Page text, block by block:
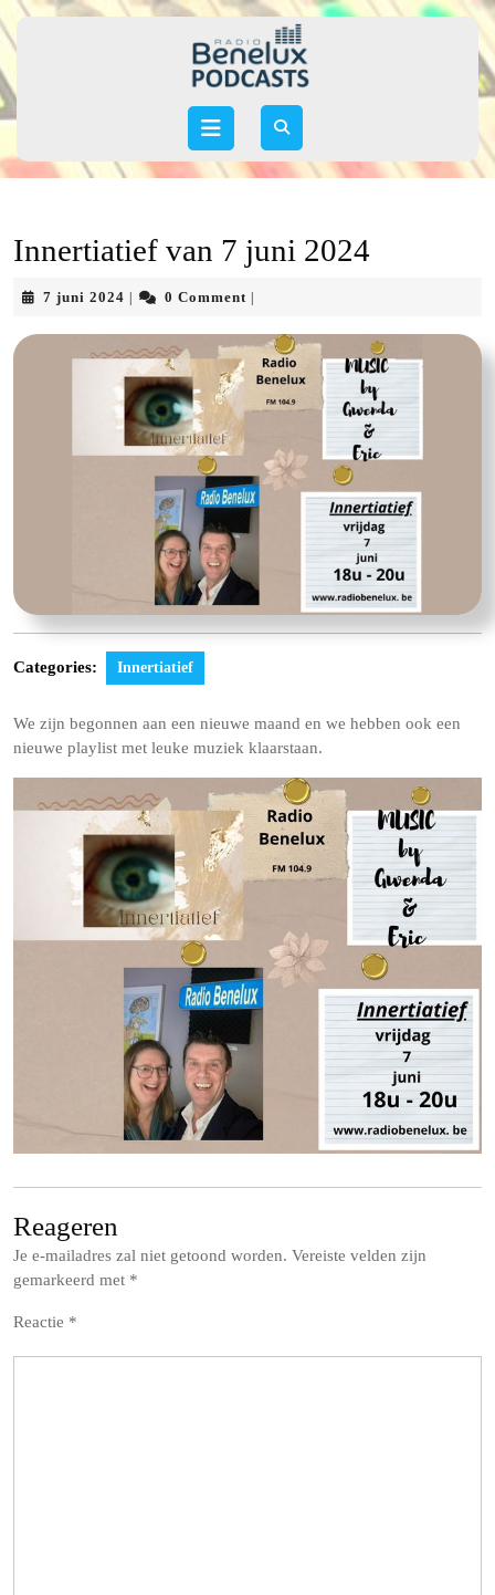
Skip
to
Open
Innertiatief van 7 juni 2024
7 juni 2024 7
2024
0 Comment
Categories: Innertiatief
We zijn begonnen aan een nieuwe maand en we hebben ook een
nieuwe playlist met leuke muziek klaarstaan.
Reageren
Je e-mailadres zal niet getoond worden. Vereiste velden zijn
gemarkeerd met *
Reactie *